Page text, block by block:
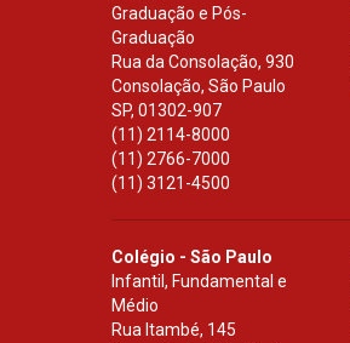
Graduação e Pós-
Graduação
Rua da Consolação, 930
Consolação, São Paulo
SP, 01302-907
(11) 2114-8000
(11) 2766-7000
(11) 3121-4500
Colégio - São Paulo
Infantil, Fundamental e
Médio
Rua Itambé, 145